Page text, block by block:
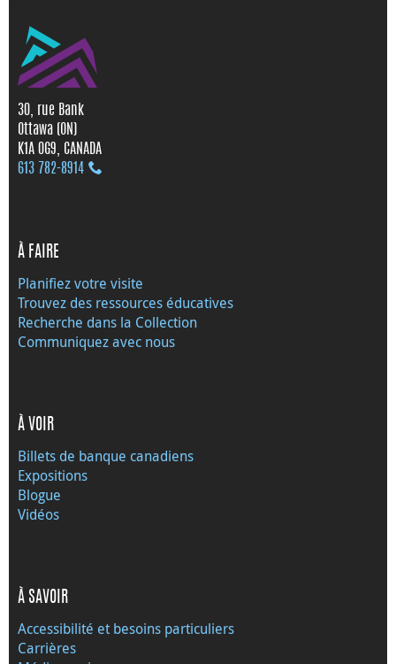
30, rue Bank
Ottawa (ON)
K1A 0G9, CANADA
613 782‑8914
À FAIRE
Planifiez votre visite
Trouvez des ressources éducatives
Recherche dans la Collection
Communiquez avec nous
À VOIR
Billets de banque canadiens
Expositions
Blogue
Vidéos
À SAVOIR
Accessibilité et besoins particuliers
Carrières